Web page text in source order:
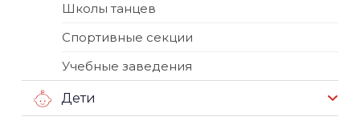
Школы танцев
Спортивные секции
Учебные заведения
Дети